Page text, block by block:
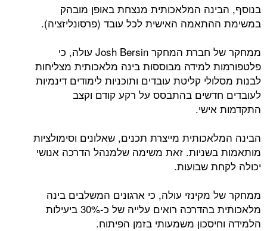
בנוסף, הבינה המלאכותית מנצחת באופן מובהק
במשימת ההתאמה האישית לכל עובד (פרסונליזציה).
ממחקר של חברת המחקר Josh Bersin עולה, כי
פלטפורמות למידה מבוססות בינה מלאכותית מצליחות
לבנות מסלולי קליטת עובדים ותוכניות לימודים דינמיות
לעובדים חדשים בהתבסס על רקע קודם וקצב
התקדמות אישי.
הבינה המלאכותית מייצרת תכנים, שאלונים וסימולציות
מותאמות בשניות. זאת משימה שלמנהל הדרכה אנושי
יכולה לקחת שבועות.
ממחקר של מקינזי עולה, כי ארגונים המשלבים בינה
מלאכותית בהדרכה רואים עלייה של כ-30% ביעילות
הלמידה וחיסכון משמעותי בזמן הפיתוח.